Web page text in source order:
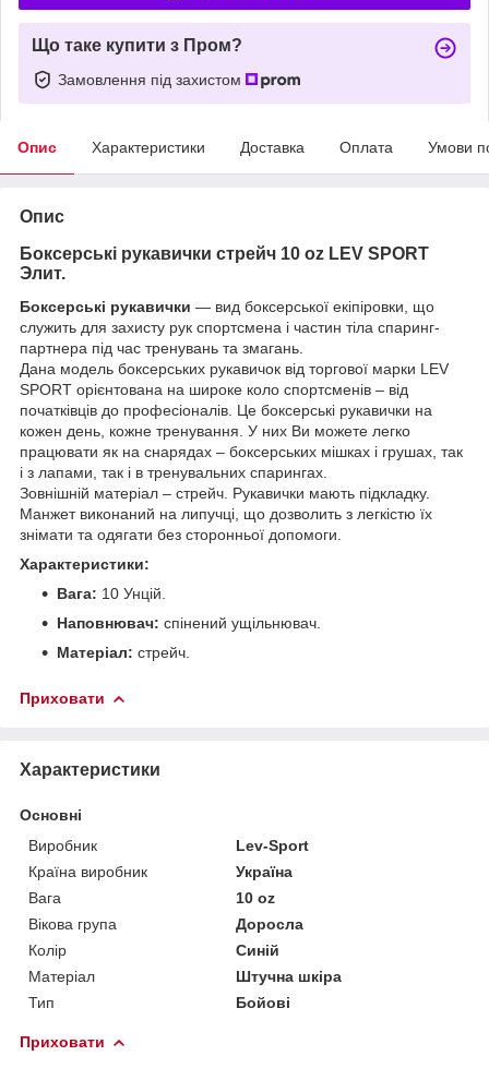
Що таке купити з Пром?
Замовлення під захистом
Опис Характеристики Доставка Оплата Умови
Опис
Боксерські рукавички стрейч 10 oz LEV SPORT
Элит.
Боксерські рукавички — вид боксерської екіпіровки, що
служить для захисту рук спортсмена і частин тіла спаринг-
партнера під час тренувань та змагань.
Дана модель боксерських рукавичок від торгової марки LEV
SPORT орієнтована на широке коло спортсменів – від
початківців до професіоналів. Це боксерські рукавички на
кожен день, кожне тренування. У них Ви можете легко
працювати як на снарядах – боксерських мішках і грушах, так
і з лапами, так і в тренувальних спарингах.
Зовнішній матеріал – стрейч. Рукавички мають підкладку.
Манжет виконаний на липучці, що дозволить з легкістю їх
знімати та одягати без сторонньої допомоги.
Характеристики:
Вага: 10 Унцій.
Наповнювач: спінений ущільнювач.
Матеріал: стрейч.
Приховати
Характеристики
Основні
Виробник
Lev-Sport
Країна виробник
Україна
Вага
10 oz
Вікова група
Доросла
Колір
Синій
Матеріал
Штучна шкіра
Тип
Бойові
Приховати